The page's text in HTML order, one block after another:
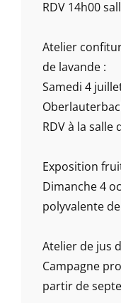
RDV 14h00
Atelier
de lavande :
Samedi 4
RDV à la
Exposition
Dimanche 4
polyvalente
Atelier de jus
Campagne
partir de